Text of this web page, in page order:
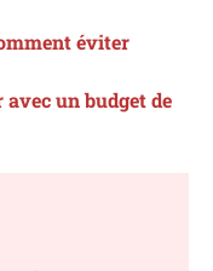
éviter
un budget de